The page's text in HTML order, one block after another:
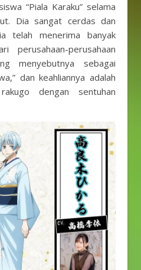
“Piala Karaku” selama
Dia sangat cerdas dan
telah menerima banyak
perusahaan-perusahaan
menyebutnya sebagai
dan keahliannya adalah
dengan sentuhan